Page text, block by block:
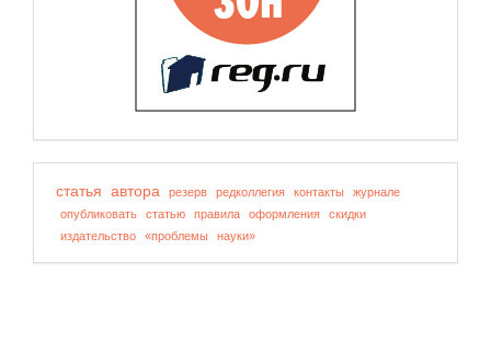
статья автора резерв редколлегия контакты
журнале
опубликовать
статью правила оформления
скидки
издательство
«проблемы науки»